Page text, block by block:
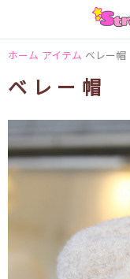
ホーム アイテム ベレー帽
ベレー帽